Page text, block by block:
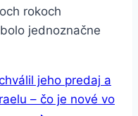
rokoch
jednoznačne
jeho predaj a
– čo je nové vo